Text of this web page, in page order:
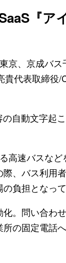
『ア
京、京成バ
代表取締役
自動文字起
速バスなど
、バス利用
負担となって
。問い合わ
の固定電話